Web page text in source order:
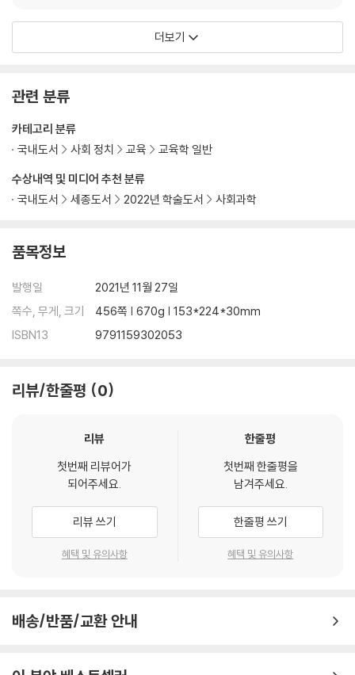
더보기
관련 분류
수상내역 및 미디어 추천 분류
국내도서
세종도서 2022년 학술도서 사회과학
카테고리 분류
국내도서
사회 정치 교육 교육학 일반
품목정보
발행일
2021년 11월 27일
쪽수, 무게, 크기
456쪽 | 670g | 153*224*30mm
ISBN13
9791159302053
리뷰/한줄평 0
리뷰
첫번째 리뷰어가
되어주세요.
리뷰 쓰기
혜택 및 유의사항
한줄평
첫번째 한줄평을
남겨주세요.
한줄평 쓰기
혜택 및 유의사항
배송/반품/교환 안내